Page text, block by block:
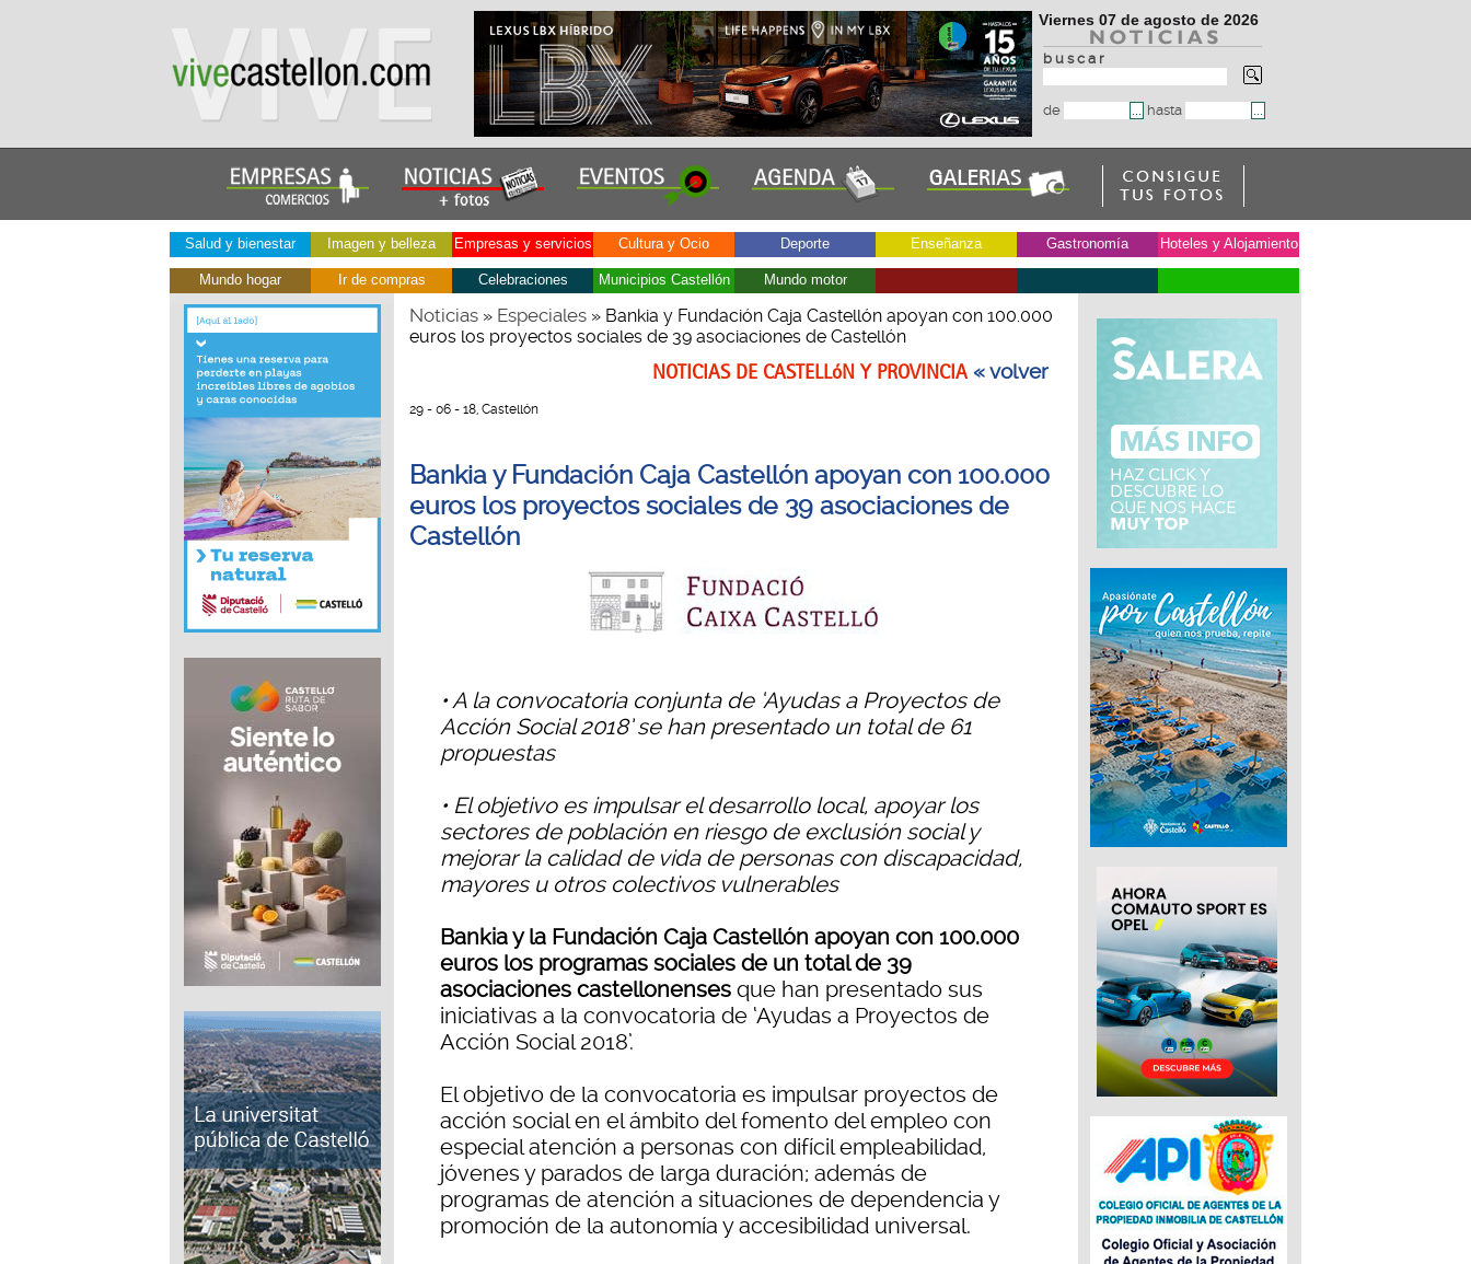
Viernes 07 de agosto de 2026
b u s c a r
de hasta
Salud y bienestar Imagen y belleza Empresas y servicios Cultura y Ocio Deporte Enseñanza Gastronomía Hoteles y Alojamiento
Mundo hogar Ir de compras Celebraciones Municipios Castellón Mundo motor
Noticias» Especiales» Bankia y Fundación Caja Castellón apoyan con 100.000
euros los proyectos sociales de 39 asociaciones de Castellón
NOTICIAS DE CASTELLóN Y PROVINCIA« volver
29 - 06 - 18, Castellón
Bankia y Fundación Caja Castellón apoyan con 100.000
euros los proyectos sociales de 39 asociaciones de
Castellón
• A la convocatoria conjunta de ‘Ayudas a Proyectos de
Acción Social 2018’ se han presentado un total de 61
propuestas
• El objetivo es impulsar el desarrollo local, apoyar los
sectores de población en riesgo de exclusión social y
mejorar la calidad de vida de personas con discapacidad,
mayores u otros colectivos vulnerables
Bankia y la Fundación Caja Castellón apoyan con 100.000
euros los programas sociales de un total de 39
asociaciones castellonenses que han presentado sus
iniciativas a la convocatoria de ‘Ayudas a Proyectos de
Acción Social 2018’.
El objetivo de la convocatoria es impulsar proyectos de
acción social en el ámbito del fomento del empleo con
especial atención a personas con difícil empleabilidad,
jóvenes y parados de larga duración; además de
programas de atención a situaciones de dependencia y
promoción de la autonomía y accesibilidad universal.